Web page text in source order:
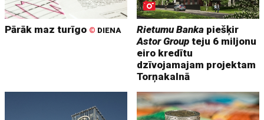
Pārāk maz turīgo © DIENA Rietumu Banka piešķir
Astor Group teju 6 miljonu
eiro kredītu
dzīvojamajam projektam
Torņakalnā